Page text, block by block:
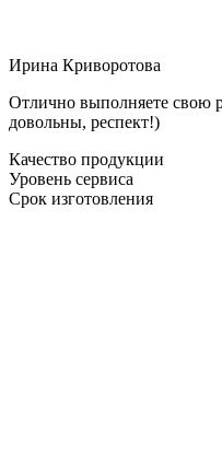
Ирина Криворотова
Отлично выполняете свою
довольны, респект!)
Качество продукции
Уровень сервиса
Срок изготовления